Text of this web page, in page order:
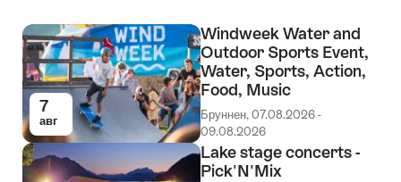
7
авг
Windweek Water and
Outdoor Sports Event,
Water, Sports, Action,
Food, Music
Бруннен, 07.08.2026 -
09.08.2026
Lake stage concerts -
Pick'N'Mix